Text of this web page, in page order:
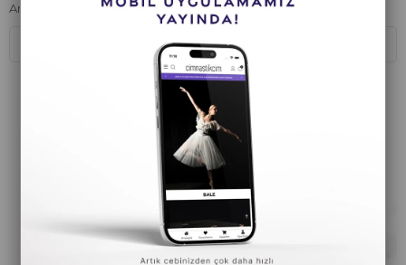
Anasayfa CİMNASTİK PATİK Gymo